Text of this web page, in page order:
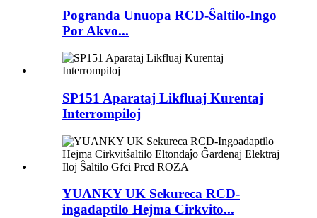
Pogranda Unuopa RCD-Ŝaltilo-Ingo
Por Akvo...
SP151 Aparataj Likfluaj Kurentaj
Interrompiloj
YUANKY UK Sekureca RCD-
ingadaptilo Hejma Cirkvito...